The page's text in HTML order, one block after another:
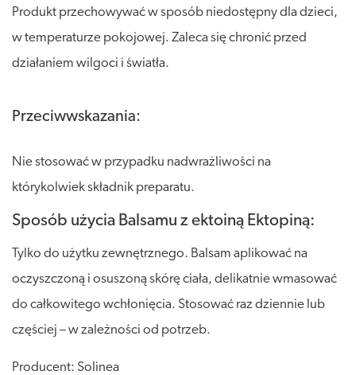
Produkt przechowywać w sposób niedostępny dla dzieci,
w temperaturze pokojowej. Zaleca się chronić przed
działaniem wilgoci i światła.
Przeciwwskazania:
Nie stosować w przypadku nadwrażliwości na
którykolwiek składnik preparatu.
Sposób użycia Balsamu z ektoiną Ektopiną:
Tylko do użytku zewnętrznego. Balsam aplikować na
oczyszczoną i osuszoną skórę ciała, delikatnie wmasować
do całkowitego wchłonięcia. Stosować raz dziennie lub
częściej – w zależności od potrzeb.
Producent: Solinea